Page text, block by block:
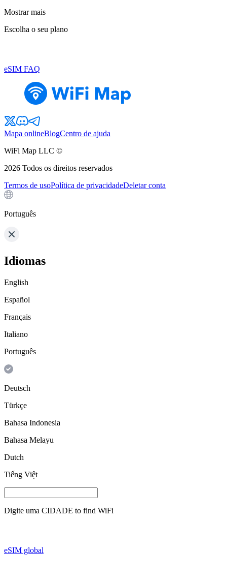
Mostrar mais
Escolha o seu plano
eSIM FAQ
Mapa onlineBlogCentro de ajuda
WiFi Map LLC ©
2026 Todos os direitos reservados
Termos de usoPolítica de privacidadeDeletar conta
Português
Idiomas
English
Español
Français
Italiano
Português
Deutsch
Türkçe
Bahasa Indonesia
Bahasa Melayu
Dutch
Tiếng Việt
Digite uma CIDADE to find WiFi
eSIM global